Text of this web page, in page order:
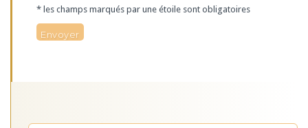
* les champs marqués par une étoile sont obligatoires